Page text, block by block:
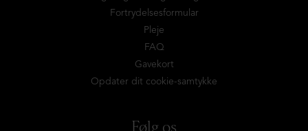
Fortrydelsesformular
Pleje
FAQ
Gavekort
Opdater dit cookie-samtykke
Følg os